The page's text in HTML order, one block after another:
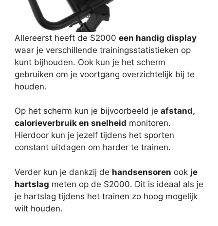
Allereerst heeft de S2000 een handig display
waar je verschillende trainingsstatistieken op
kunt bijhouden. Ook kun je het scherm
gebruiken om je voortgang overzichtelijk bij te
houden.
Op het scherm kun je bijvoorbeeld je afstand,
calorieverbruik en snelheid monitoren.
Hierdoor kun je jezelf tijdens het sporten
constant uitdagen om harder te trainen.
Verder kun je dankzij de handsensoren ook je
hartslag meten op de S2000. Dit is ideaal als je
je hartslag tijdens het trainen zo hoog mogelijk
wilt houden.